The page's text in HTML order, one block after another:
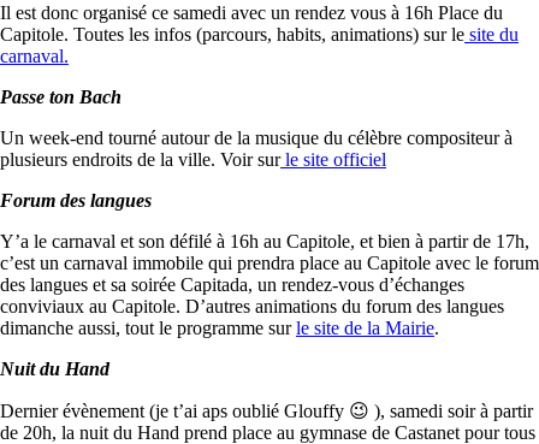
Il est donc organisé ce samedi avec un rendez vous à 16h Place du
Capitole. Toutes les infos (parcours, habits, animations) sur le site du
carnaval.
Passe ton Bach
Un week-end tourné autour de la musique du célèbre compositeur à
plusieurs endroits de la ville. Voir surle site officiel
Forum des langues
Y’a le carnaval et son défilé à 16h au Capitole, et bien à partir de 17h,
c’est un carnaval immobile qui prendra place au Capitole avec le forum
des langues et sa soirée Capitada, un rendez-vous d’échanges
conviviaux au Capitole. D’autres animations du forum des langues
dimanche aussi, tout le programme surle site de la Mairie.
Nuit du Hand
Dernier évènement (je t’ai aps oublié Glouffy 😉 ), samedi soir à partir
de 20h, la nuit du Hand prend place au gymnase de Castanet pour tous